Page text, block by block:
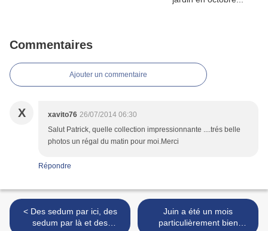
Commentaires
Ajouter un commentaire
X xavito76 26/07/2014 06:30
Salut Patrick, quelle collection impressionnante ....trés belle
photos un régal du matin pour moi.Merci
Répondre
< Des sedum par ici, des
sedum par là et des
Juin a été un mois
particulièrement bien